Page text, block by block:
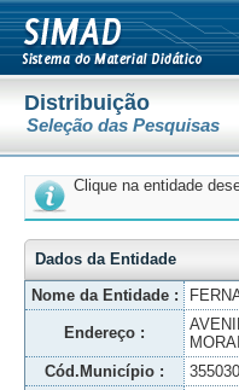
Distribuição
Seleção das Pesquisas
Clique na entidade
Dados da Entidade
Nome da Entidade :
Endereço :
Cód.Município : 355030